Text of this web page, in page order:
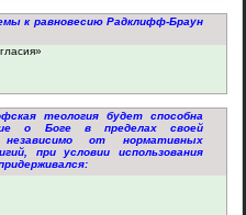
к равновесию Радклифф-Браун
теология будет способна
о Боге в пределах своей
от нормативных
при условии использования